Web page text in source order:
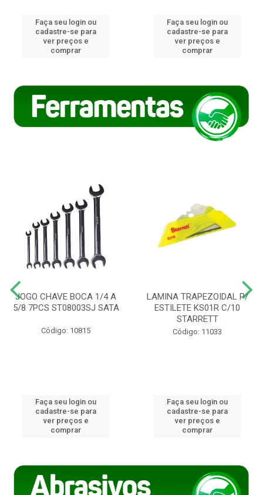
Faça seu login ou
cadastre-se para
ver preços e
comprar
Faça seu login ou
cadastre-se para
ver preços e
comprar
JOGO CHAVE BOCA 1/4 A
5/8 7PCS ST08003SJ SATA
Código: 10815
Faça seu login ou
cadastre-se para
ver preços e
comprar
LAMINA TRAPEZOIDAL P/
ESTILETE KS01R C/10
STARRETT
Código: 11033
Faça seu login ou
cadastre-se para
ver preços e
comprar